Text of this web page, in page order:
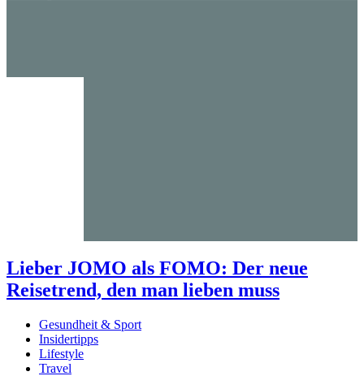
Lieber JOMO als FOMO: Der neue
Reisetrend, den man lieben muss
Gesundheit & Sport
Insidertipps
Lifestyle
Travel